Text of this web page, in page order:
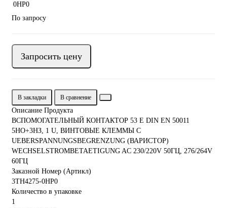
По запросу
Запросить цену
В закладки В сравнение
Описание Продукта
ВСПОМОГАТЕЛЬНЫЙ КОНТАКТОР 53 E DIN EN 50011
5НО+3НЗ, 1 U, ВИНТОВЫЕ КЛЕММЫ С
UEBERSPANNUNGSBEGRENZUNG (ВАРИСТОР)
WECHSELSTROMBETAETIGUNG AC 230/220V 50ГЦ, 276/264V
60ГЦ
Заказной Номер (Артикл)
3TH4275-0HP0
Количество в упаковке
1